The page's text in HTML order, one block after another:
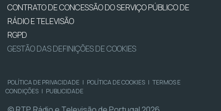
CONTRATO DE CONCESSÃO DO SERVIÇO PÚBLICO DE
RÁDIO E TELEVISÃO
RGPD
GESTÃO DAS DEFINIÇÕES DE COOKIES
POLÍTICA DE PRIVACIDADE | POLÍTICA DE COOKIES | TERMOS E
CONDIÇÕES | PUBLICIDADE